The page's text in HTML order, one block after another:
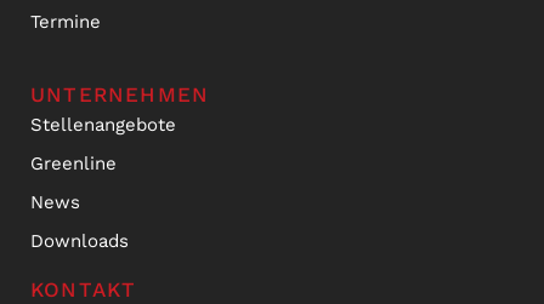
Termine
UNTERNEHMEN
Stellenangebote
Greenline
News
Downloads
KONTAKT